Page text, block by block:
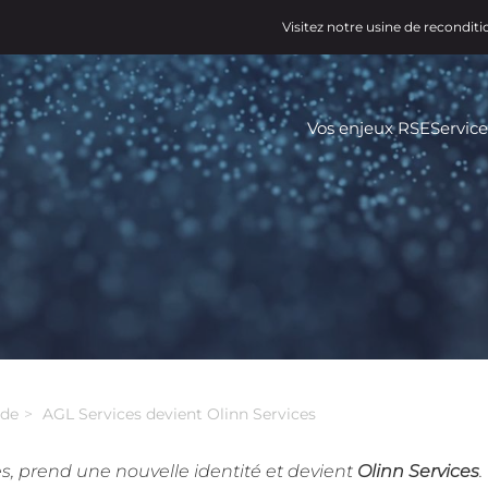
Visitez notre usine de
Menu
principal
(Business)
Vos enjeux RSE
AGL Services devient Olinn Services
prend une nouvelle identité et devient Olinn Services.